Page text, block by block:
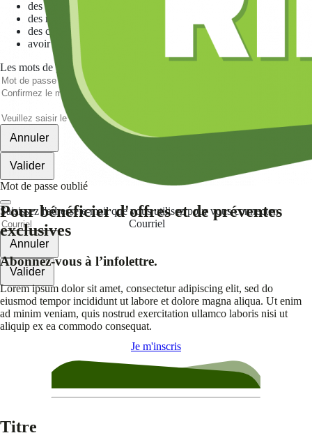
Pour bénéficier d'offres et de préventes
exclusives
Abonnez-vous à l’infolettre.
Lorem ipsum dolor sit amet, consectetur adipiscing elit, sed do
eiusmod tempor incididunt ut labore et dolore magna aliqua. Ut enim
ad minim veniam, quis nostrud exercitation ullamco laboris nisi ut
aliquip ex ea commodo consequat.
Je m'inscris
Titre
des minuscules,
des majuscules,
des chiffres
avoir au moins 8 caractères
Les mots de passes que vous avez saisis ne correspondent pas.
Annuler
Valider
Mot de passe oublié
Saisissez l'adresse e-mail que vous utilisez pour vous connecter.
Courriel
Annuler
Valider